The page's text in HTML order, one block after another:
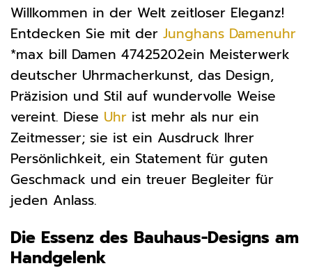
Willkommen in der Welt zeitloser Eleganz!
Entdecken Sie mit der Junghans Damenuhr
*max bill Damen 47425202ein Meisterwerk
deutscher Uhrmacherkunst, das Design,
Präzision und Stil auf wundervolle Weise
vereint. Diese Uhr ist mehr als nur ein
Zeitmesser; sie ist ein Ausdruck Ihrer
Persönlichkeit, ein Statement für guten
Geschmack und ein treuer Begleiter für
jeden Anlass.
Die Essenz des Bauhaus-Designs am
Handgelenk